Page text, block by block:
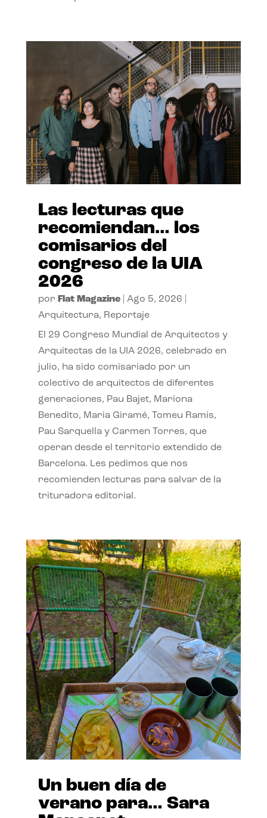
Las lecturas que
recomiendan… los
comisarios del
congreso de la UIA
2026
por Flat Magazine| Ago 5, 2026
Arquitectura, Reportaje
El 29 Congreso Mundial de Arquitectos y
Arquitectas de la UIA 2026, celebrado en
julio, ha sido comisariado por un
colectivo de arquitectos de diferentes
generaciones, Pau Bajet, Mariona
Benedito, Maria Giramé, Tomeu Ramis,
Pau Sarquella y Carmen Torres, que
operan desde el territorio extendido de
Barcelona. Les pedimos que nos
recomienden lecturas para salvar de la
trituradora editorial.
Un buen día de
verano para… Sara